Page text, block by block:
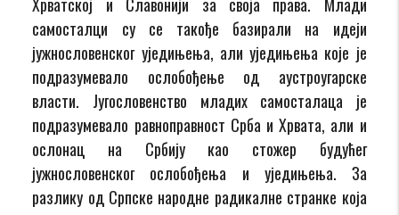
самосталци су се такође базирали на идеји
јужнословенског уједињења, али уједињења које је
подразумевало ослобођење од аустроугарске
власти. Југословенство младих самосталаца је
подразумевало равноправност Срба и Хрвата, али и
ослонац на Србију као стожер будућег
јужнословенског ослобођења и уједињења. За
разлику од Српске народне радикалне странке која